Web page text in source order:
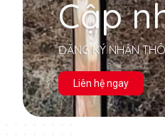
Cập
ĐĂNG KÝ NHẬN
Liên hệ ngay